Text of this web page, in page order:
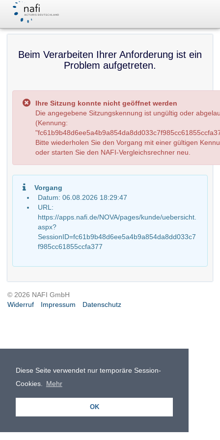
Diese Seite verwendet nur temporäre Session-
Cookies.
Mehr
OK
Beim Verarbeiten Ihrer Anforderung ist ein
Problem aufgetreten.
Ihre Sitzung konnte nicht geöffnet werden
Die angegebene Sitzungskennung ist ungültig oder
(Kennung:
Bitte wiederholen Sie den Vorgang mit einer gültigen
oder starten Sie den NAFI-Vergleichsrechner neu.
Vorgang
Datum: 06.08.2026 18:29:47
URL:
https://apps.nafi.de/NOVA/pages/kunde/uebersicht.
aspx?
SessionID=fc61b9b48d6ee5a4b9a854da8dd033c7
f985cc61855ccfa377
© 2026 NAFI GmbH
Widerruf
Impressum Datenschutz